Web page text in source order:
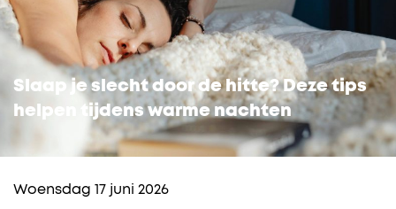
Slaap je slecht door de hitte? Deze tips
helpen tijdens warme nachten
Woensdag 17 juni 2026